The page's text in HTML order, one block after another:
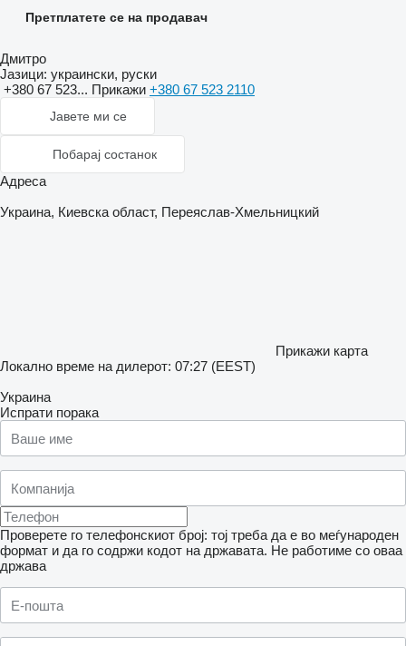
Претплатете се на продавач
Дмитро
Јазици: украински, руски
+380 67 523... Прикажи +380 67 523 2110
Јавете ми се
Побарај состанок
Адреса
Украина, Киевска област, Переяслав-Хмельницкий
Прикажи карта
Локално време на дилерот: 07:27 (EEST)
Украина
Испрати порака
Проверете го телефонскиот број: тој треба да е во меѓународен
формат и да го содржи кодот на државата. Не работиме со оваа
држава